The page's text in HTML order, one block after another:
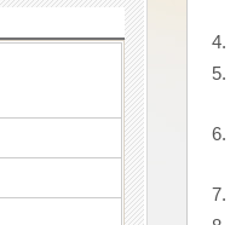
4.
5.
6.
7.